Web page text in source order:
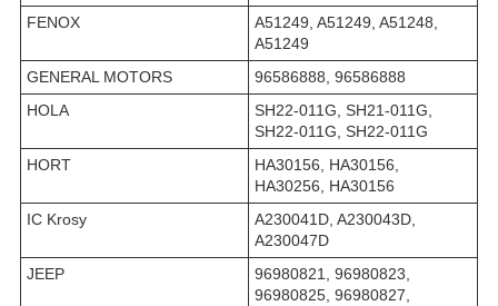
FENOX
A51249, A51249, A51248,
A51249
GENERAL MOTORS
96586888, 96586888
HOLA
SH22-011G, SH21-011G,
SH22-011G, SH22-011G
HORT
HA30156, HA30156,
HA30256, HA30156
IC Krosy
A230041D, A230043D,
A230047D
JEEP
96980821, 96980823,
96980825, 96980827,